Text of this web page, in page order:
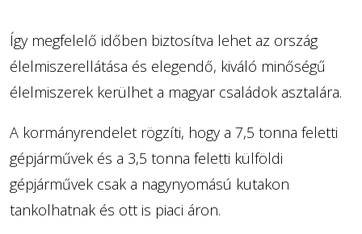
Így megfelelő időben biztosítva lehet az ország
élelmiszerellátása és elegendő, kiváló minőségű
élelmiszerek kerülhet a magyar családok asztalára.
A kormányrendelet rögzíti, hogy a 7,5 tonna feletti
gépjárművek és a 3,5 tonna feletti külföldi
gépjárművek csak a nagynyomású kutakon
tankolhatnak és ott is piaci áron.